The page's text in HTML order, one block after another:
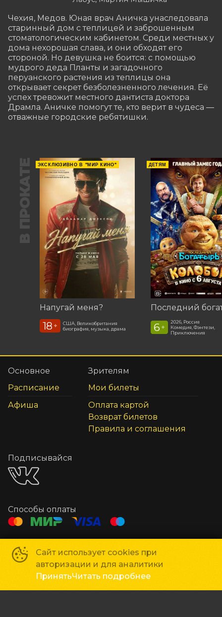
Чехия, Медов. Юная врач Аничка унаследовала
старинный дом с теплицей и заброшенным
стоматологическим кабинетом. Среди местных у
дома нехорошая слава, и они обходят его
стороной. Но девушка не боится: с помощью
мудрого деда Планты и загадочного
перуанского растения из теплицы она
открывает секрет безболезненного лечения. Её
успех тревожит местного дантиста доктора
Драмла. Аничке помогут те, кто верит в чудеса —
отважные городские ребятишки.
В ПРОКАТЕ ЭКСКЛЮЗИВНО В "МИР КИНО"
Напугай меня?
18 +
США, Великобритания
биография, музыка, драма
ДЕТЯМ
6 +
2026, Россия
Комедия, Фэнтези,
Приключения
Сайт использует cookies при
авторизации и для аналитики
ПринятьЧитать подробнее
Основное
Расписание
Афиша
Зрителям
Мои билеты
Оплата картой
Возврат билетов
Правила и соглашения
Подписывайся
Способы оплаты
Контакты
Касса
+7 978 978-53-53
Рекламодателям marketing@liniyakino.ru